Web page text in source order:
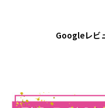
Googleレビ